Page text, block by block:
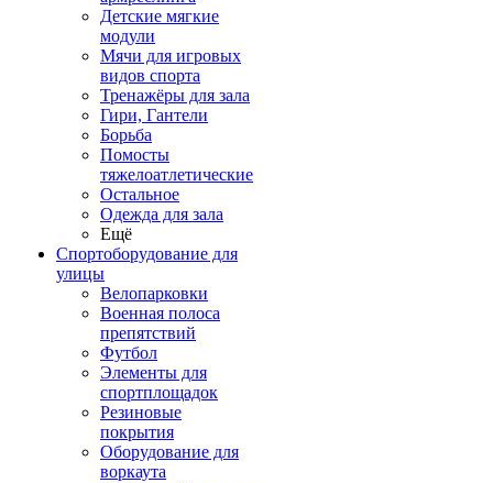
Детские мягкие
модули
Мячи для игровых
видов спорта
Тренажёры для зала
Гири, Гантели
Борьба
Помосты
тяжелоатлетические
Остальное
Одежда для зала
Ещё
Спортоборудование для
улицы
Велопарковки
Военная полоса
препятствий
Футбол
Элементы для
спортплощадок
Резиновые
покрытия
Оборудование для
воркаута